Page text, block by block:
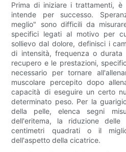
Prima di iniziare i trattamenti, è
intende per successo.
meglio" sono difficili da
specifici legati al motivo per
sollievo dal dolore, definisci i
di intensità, frequenza o durata
recupero e le prestazioni,
necessario per tornare
muscolare percepito dopo
capacità di eseguire un certo
determinato peso. Per la
della pelle, elenca segni
dell'eritema, la riduzione
centimetri quadrati o il
dell'aspetto della cicatrice.